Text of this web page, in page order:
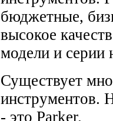
бюджетные,
высокое
модели и серии
Существует
инструментов.
- это Parker.